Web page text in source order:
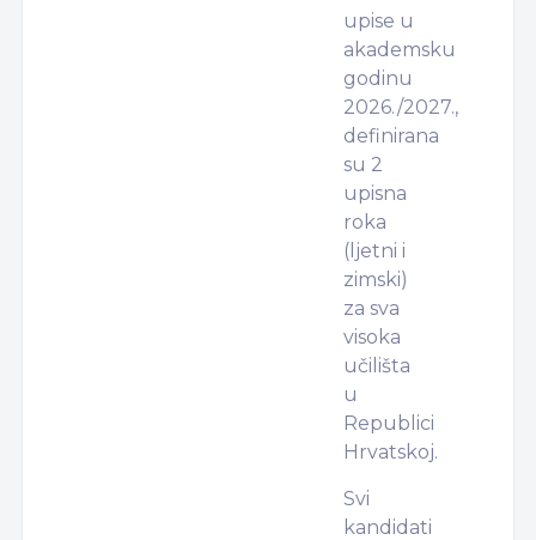
upise u
akademsku
godinu
2026./2027.,
definirana
su 2
upisna
roka
(ljetni i
zimski)
za sva
visoka
učilišta
u
Republici
Hrvatskoj.
Svi
kandidati